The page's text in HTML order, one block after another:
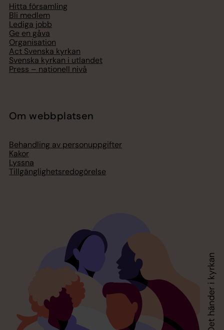
Hitta församling
Bli medlem
Lediga jobb
Ge en gåva
Organisation
Act Svenska kyrkan
Svenska kyrkan i utlandet
Press – nationell nivå
Om webbplatsen
Behandling av personuppgifter
Kakor
Lyssna
Tillgänglighetsredogörelse